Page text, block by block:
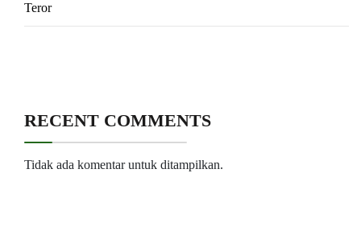
Teror
RECENT COMMENTS
Tidak ada komentar untuk ditampilkan.